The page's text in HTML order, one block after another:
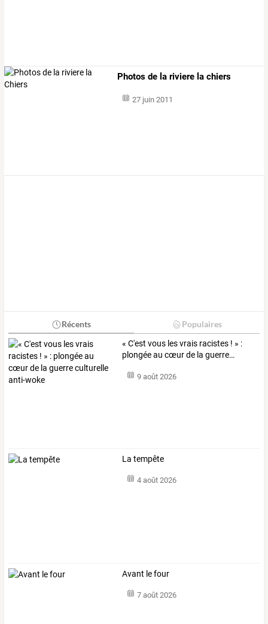
Photos de la riviere la chiers
27 juin 2011
Récents Populaires
« C'est vous lesvrais racistes ! » :
plongéeau cœurde la guerre…
9 août 2026
La tempête
4 août 2026
Avant le four
7 août 2026